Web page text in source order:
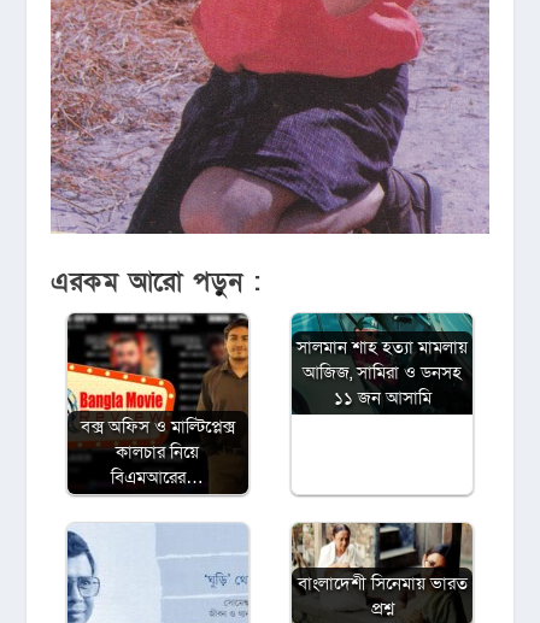
এরকম আরো পড়ুন :
বক্স অফিস ও মাল্টিপ্লেক্স
কালচার নিয়ে
বিএমআরের…
সালমান শাহ হত্যা মামলায়
আজিজ, সামিরা ও ডনসহ
১১ জন আসামি
বাংলাদেশী সিনেমায় ভারত
প্রশ্ন